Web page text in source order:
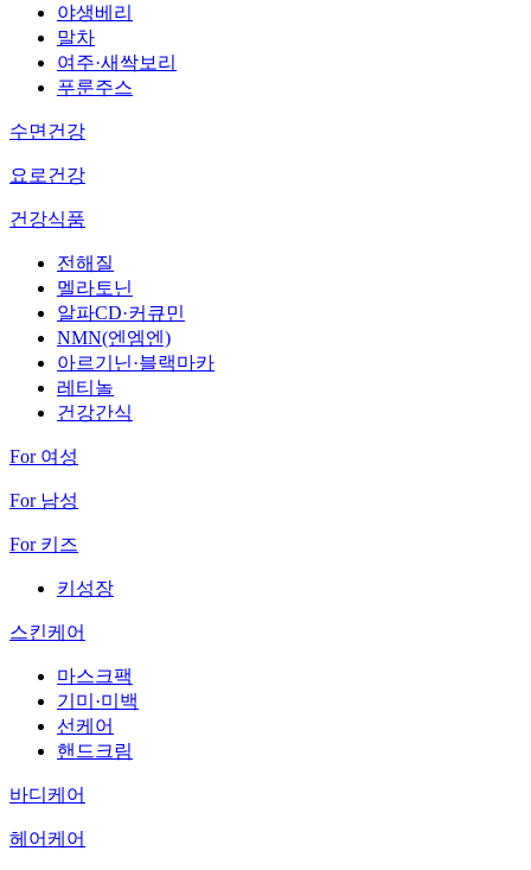
야생베리
말차
여주·새싹보리
푸룬주스
수면건강
요로건강
건강식품
전해질
멜라토닌
알파CD·커큐민
NMN(엔엠엔)
아르기닌·블랙마카
레티놀
건강간식
For 여성
For 남성
For 키즈
키성장
스킨케어
마스크팩
기미·미백
선케어
핸드크림
바디케어
헤어케어